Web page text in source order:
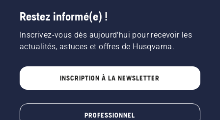
Restez informé(e) !
Inscrivez-vous dès aujourd'hui pour recevoir les
actualités, astuces et offres de Husqvarna.
INSCRIPTION À LA NEWSLETTER
PROFESSIONNEL